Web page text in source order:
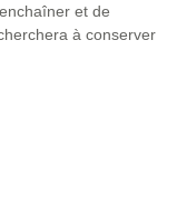
et de
à conserver